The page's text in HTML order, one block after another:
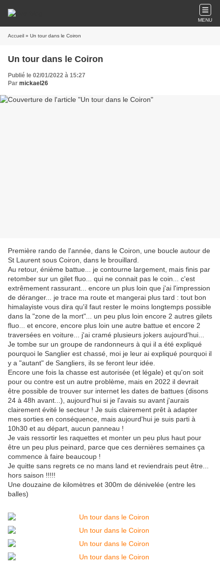
MENU
Accueil » Un tour dans le Coiron
Un tour dans le Coiron
Publié le 02/01/2022 à 15:27
Par mickael26
Première rando de l'année, dans le Coiron, une boucle autour de
St Laurent sous Coiron, dans le brouillard.
Au retour, énième battue... je contourne largement, mais finis par
retomber sur un gilet fluo... qui ne connait pas le coin... c'est
extrêmement rassurant... encore un plus loin que j'ai l'impression
de déranger... je trace ma route et mangerai plus tard : tout bon
himalayiste vous dira qu'il faut rester le moins longtemps possible
dans la "zone de la mort"... un peu plus loin encore 2 autres gilets
fluo... et encore, encore plus loin une autre battue et encore 2
traversées en voiture... j'ai cramé plusieurs jokers aujourd'hui...
Je tombe sur un groupe de randonneurs à qui il a été expliqué
pourquoi le Sanglier est chassé, moi je leur ai expliqué pourquoi il
y a "autant" de Sangliers, ils se feront leur idée.
Encore une fois la chasse est autorisée (et légale) et qu'on soit
pour ou contre est un autre problème, mais en 2022 il devrait
être possible de trouver sur internet les dates de battues (disons
24 à 48h avant...), aujourd'hui si je l'avais su avant j'aurais
clairement évité le secteur ! Je suis clairement prêt à adapter
mes sorties en conséquence, mais aujourd'hui je suis parti à
10h30 et au départ, aucun panneau !
Je vais ressortir les raquettes et monter un peu plus haut pour
être un peu plus peinard, parce que ces dernières semaines ça
commence à faire beaucoup !
Je quitte sans regrets ce no mans land et reviendrais peut être...
hors saison !!!!!
Une douzaine de kilomètres et 300m de dénivelée (entre les
balles)